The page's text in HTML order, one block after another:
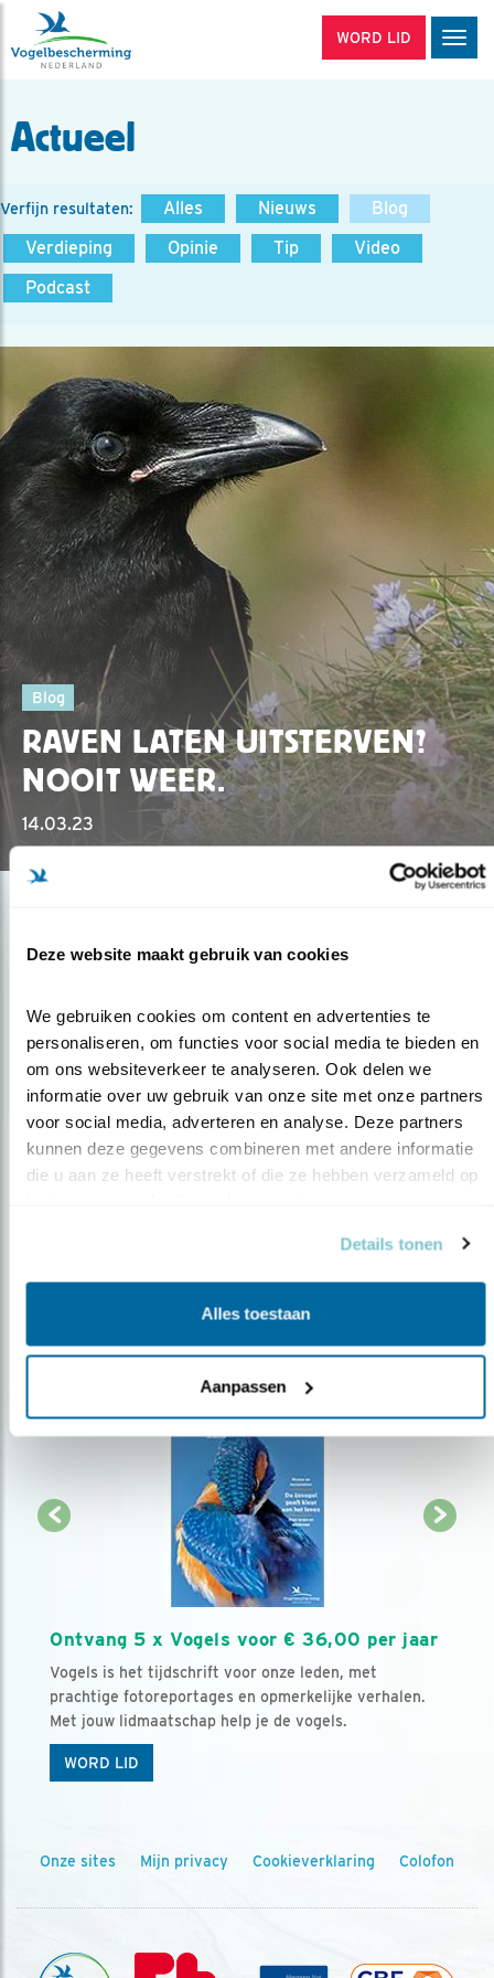
Deze website maakt gebruik van cookies
We gebruiken cookies om content en advertenties te
personaliseren, om functies voor social media te bieden en
om ons websiteverkeer te analyseren. Ook delen we
informatie over uw gebruik van onze site met onze partners
voor social media, adverteren en analyse. Deze partners
kunnen deze gegevens combineren met andere informatie
die u aan ze heeft verstrekt of die ze hebben verzameld op
Details tonen
Alles toestaan
Aanpassen
WORD LID
Actueel
Verfijn resultaten: Alles Nieuws
Blog
Verdieping
Opinie Tip
Video
Podcast
Blog
RAVEN LATEN UITSTERVEN?
NOOIT WEER.
14.03.23
Op de hoogte blijven?
Meld je aan en ontvang nieuws, inspiratie, acties en tips
over vogels en activiteiten van Vogelbescherming.
Ontvang 5 x Vogels voor € 36,00 per jaar
Vogels is het tijdschrift voor onze leden, met
prachtige fotoreportages en opmerkelijke verhalen.
Met jouw lidmaatschap help je de vogels.
WORD LID
Onze sites Mijn privacy Cookieverklaring Colofon